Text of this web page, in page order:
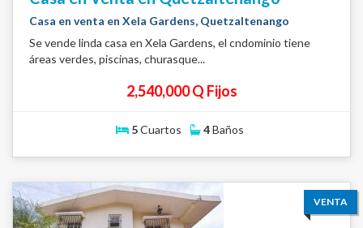
Casa en venta en Xela Gardens, Quetzaltenango
Se vende linda casa en Xela Gardens, el cndominio tiene
áreas verdes, piscinas, churasque...
2,540,000 Q Fijos
5Cuartos 4Baños
VENTA